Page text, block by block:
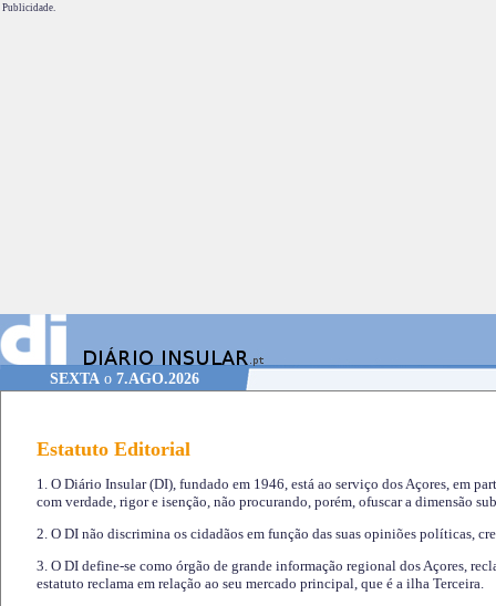
Publicidade.
SEXTA o 7.AGO.2026
Estatuto Editorial
1. O Diário Insular (DI), fundado em 1946, está ao serviço dos Açores, em
com verdade, rigor e isenção, não procurando, porém, ofuscar a dimensão
2. O DI não discrimina os cidadãos em função das suas opiniões políticas,
3. O DI define-se como órgão de grande informação regional dos Açores,
estatuto reclama em relação ao seu mercado principal, que é a ilha Terceira.